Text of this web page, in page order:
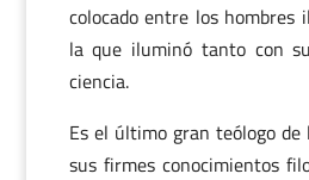
colocado entre los hombres
la que iluminó tanto con
ciencia.
Es el último gran teólogo de
sus firmes conocimientos